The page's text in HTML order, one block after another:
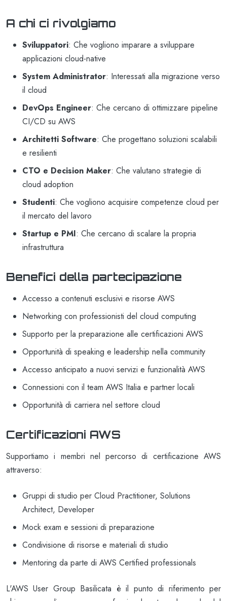
A chi ci rivolgiamo
Sviluppatori: Che vogliono imparare a sviluppare
applicazioni cloud-native
System Administrator: Interessati alla migrazione verso
il cloud
DevOps Engineer: Che cercano di ottimizzare pipeline
CI/CD su AWS
Architetti Software: Che progettano soluzioni scalabili
e resilienti
CTO e Decision Maker: Che valutano strategie di
cloud adoption
Studenti: Che vogliono acquisire competenze cloud per
il mercato del lavoro
Startup e PMI: Che cercano di scalare la propria
infrastruttura
Benefici della partecipazione
Accesso a contenuti esclusivi e risorse AWS
Networking con professionisti del cloud computing
Supporto per la preparazione alle certificazioni AWS
Opportunità di speaking e leadership nella community
Accesso anticipato a nuovi servizi e funzionalità AWS
Connessioni con il team AWS Italia e partner locali
Opportunità di carriera nel settore cloud
Certificazioni AWS
Supportiamo i membri nel percorso di certificazione AWS
attraverso:
Gruppi di studio per Cloud Practitioner, Solutions
Architect, Developer
Mock exam e sessioni di preparazione
Condivisione di risorse e materiali di studio
Mentoring da parte di AWS Certified professionals
L'AWS User Group Basilicata è il punto di riferimento per